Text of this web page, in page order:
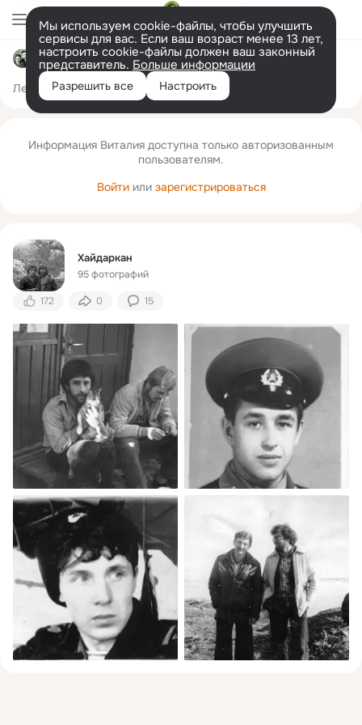
Мы используем cookie-файлы, чтобы улучшить
сервисы для вас. Если ваш возраст менее 13 лет,
настроить cookie-файлы должен ваш законный
представитель. Больше информации
Разрешить все Настроить
Виталий Скитский
Лента Друзья 182 Фото 291 Заметки
Информация Виталия доступна только авторизованным
пользователям.
Войтиили зарегистрироваться
Хайдаркан
95 фотографий
172 0 15